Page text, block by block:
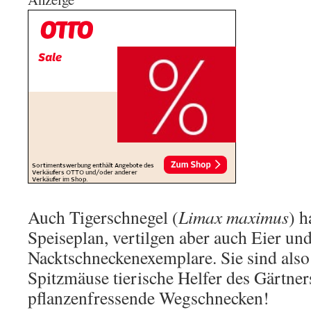
Auch Tigerschnegel (Limax maximus)
Speiseplan, vertilgen aber auch Eier
Nacktschneckenexemplare. Sie sind
Spitzmäuse tierische Helfer des
pflanzenfressende Wegschnecken!